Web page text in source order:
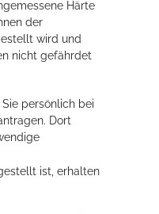
Härte
der
wird und
nicht gefährdet
persönlich bei
Dort
ist, erhalten